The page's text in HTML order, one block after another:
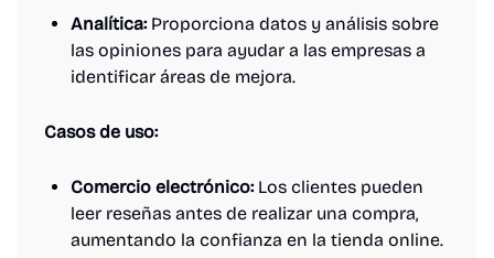
Analítica:Proporciona datos y análisis sobre
las opiniones para ayudar a las empresas a
identificar áreas de mejora.
Casos de uso:
Comercio electrónico:Los clientes pueden
leer reseñas antes de realizar una compra,
aumentando la confianza en la tienda online.